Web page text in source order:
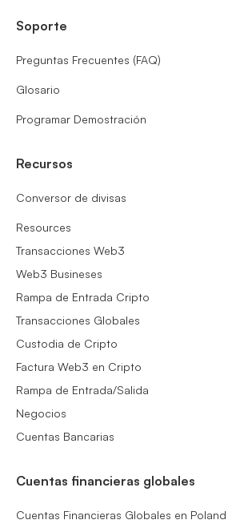
Soporte
Preguntas Frecuentes (FAQ)
Glosario
Programar Demostración
Recursos
Conversor de divisas
Resources
Transacciones Web3
Web3 Busineses
Rampa de Entrada Cripto
Transacciones Globales
Custodia de Cripto
Factura Web3 en Cripto
Rampa de Entrada/Salida
Negocios
Cuentas Bancarias
Cuentas financieras globales
Cuentas Financieras Globales en Poland